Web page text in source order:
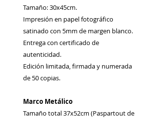
Tamaño: 30x45cm.
Impresión en papel fotográfico
satinado con 5mm de margen blanco.
Entrega con certificado de
autenticidad.
Edición limitada, firmada y numerada
de 50 copias.
Marco Metálico
Tamaño total 37x52cm (Paspartout de